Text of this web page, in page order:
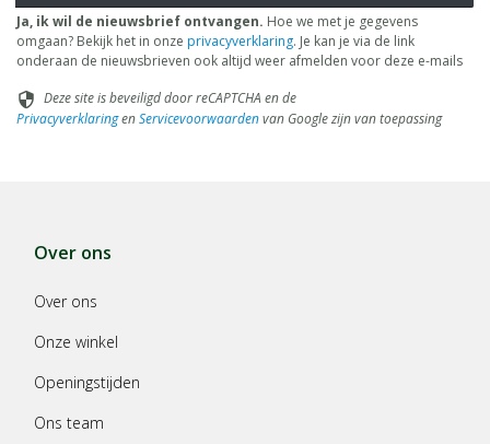
Ja, ik wil de nieuwsbrief ontvangen. Hoe we met je gegevens
omgaan? Bekijk het in onze privacyverklaring. Je kan je via de link
onderaan de nieuwsbrieven ook altijd weer afmelden voor deze e-mails
security Deze site is beveiligd door reCAPTCHA en de
PrivacyverklaringenServicevoorwaardenvan Google zijn van toepassing
Over ons
Over ons
Onze winkel
Openingstijden
Ons team